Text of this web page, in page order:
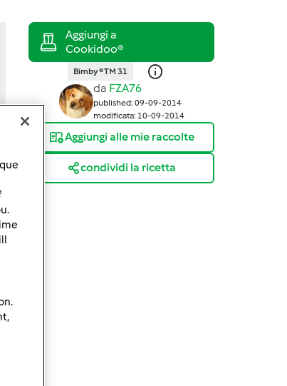
Bimby ® TM 31
da FZA76
published: 09-09-2014
modificata: 10-09-2014
Aggiungi alle mie raccolte
condividi la ricetta